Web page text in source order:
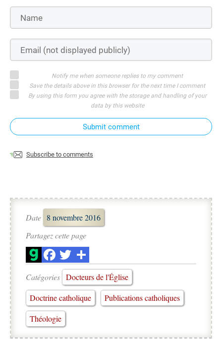
Notify me when someone replies to my comment
Save the details above in this browser for the next time I comment
By using this form you agree with the storage and handling of your
data by this website
Submit comment
Subscribe to comments
Date 8 novembre 2016
Partagez cette page
Catégories Docteurs de l'Église
Doctrine catholique
Publications catholiques
Théologie